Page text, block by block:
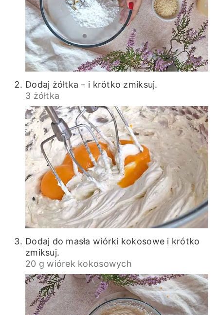
Dodaj żółtka – i krótko zmiksuj.
3 żółtka
Dodaj do masła wiórki kokosowe i krótko
zmiksuj.
20 g wiórek kokosowych